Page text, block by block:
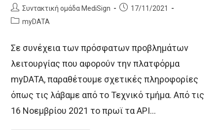
Post
author:
Συντακτική ομάδα MediSign
Post17/11/2021
PostmyDATA
Σε συνέχεια των πρόσφατων προβλημάτων
λειτουργίας που αφορούν την πλατφόρμα
myDATA, παραθέτουμε σχετικές πληροφορίες
όπως τις λάβαμε από το Τεχνικό τμήμα. Από τις
16 Νοεμβρίου 2021 το πρωϊ τα API…